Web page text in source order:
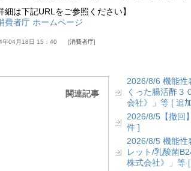
細は下記URLをご参照ください】
費者庁 ホームページ
年04月18日 15：40 消費者庁
関連記事
2026/8/6 機能性
くった腸活酢３
会社》」等 [ 追
2026/8/5【撤回
件 ]
2026/8/5 機能性
レット/乳酸菌
株式会社》」等